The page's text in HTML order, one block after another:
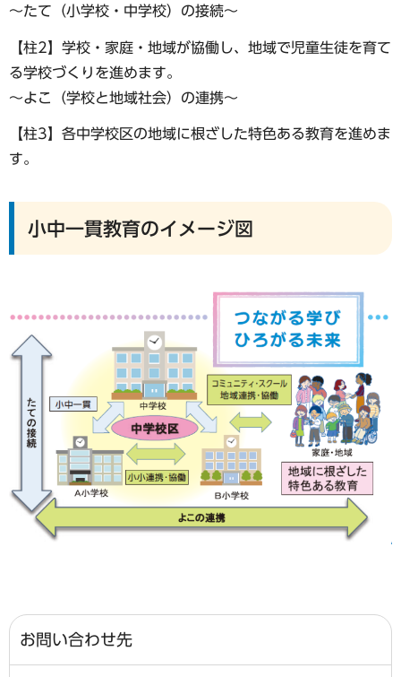
～たて（小学校・中学校）の接続～
【柱2】学校・家庭・地域が協働し、地域で児童生徒を育て
る学校づくりを進めます。
～よこ（学校と地域社会）の連携～
【柱3】各中学校区の地域に根ざした特色ある教育を進めま
す。
小中一貫教育のイメージ図
お問い合わせ先